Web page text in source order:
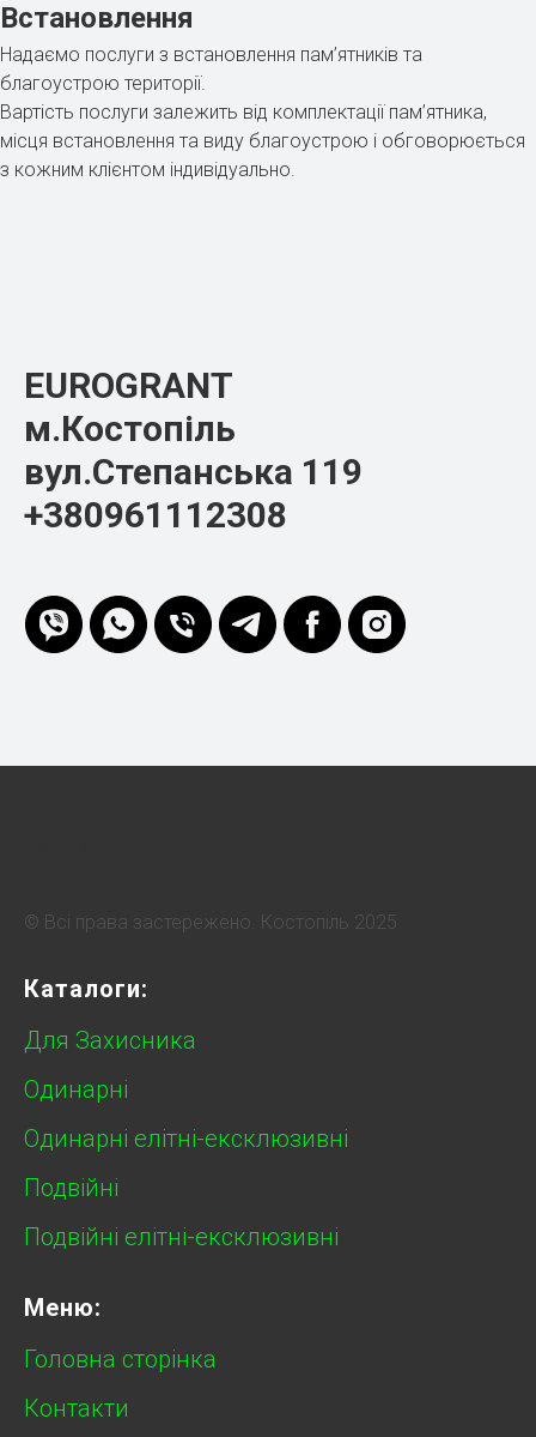
Встановлення
Надаємо послуги з встановлення пам’ятників та
благоустрою території.
Вартість послуги залежить від комплектації пам’ятника,
місця встановлення та виду благоустрою і обговорюється
з кожним клієнтом індивідуально.
EUROGRANT
м.Костопіль
вул.Степанська 119
+380961112308
© Всі права застережено. Костопіль 2025
Каталоги:
Для Захисника
Одинарні
Одинарні елітні-ексклюзивні
Подвійні
Подвійні елітні-ексклюзивні
Меню:
Головна сторінка
Контакти